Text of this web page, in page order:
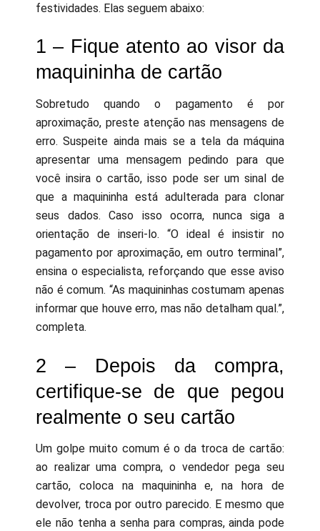
festividades. Elas seguem abaixo:
1 – Fique atento ao visor da
maquininha de cartão
Sobretudo quando o pagamento é por
aproximação, preste atenção nas mensagens de
erro. Suspeite ainda mais se a tela da máquina
apresentar uma mensagem pedindo para que
você insira o cartão, isso pode ser um sinal de
que a maquininha está adulterada para clonar
seus dados. Caso isso ocorra, nunca siga a
orientação de inseri-lo. “O ideal é insistir no
pagamento por aproximação, em outro terminal”,
ensina o especialista, reforçando que esse aviso
não é comum. “As maquininhas costumam apenas
informar que houve erro, mas não detalham qual.”,
completa.
2 – Depois da compra,
certifique-se de que pegou
realmente o seu cartão
Um golpe muito comum é o da troca de cartão:
ao realizar uma compra, o vendedor pega seu
cartão, coloca na maquininha e, na hora de
devolver, troca por outro parecido. E mesmo que
ele não tenha a senha para compras, ainda pode